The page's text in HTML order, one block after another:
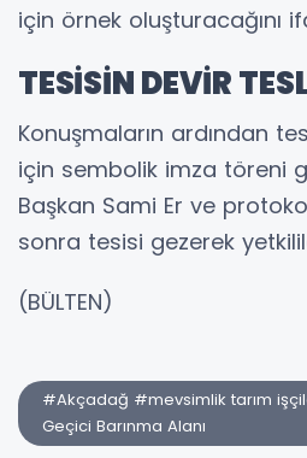
için örnek oluşturacağını
TESİSİN DEVİR
Konuşmaların ardından
için sembolik imza töreni
Başkan Sami Er ve
sonra tesisi gezerek
(BÜLTEN)
#Akçadağ #mevsimlik tarım
Geçici Barınma Alanı